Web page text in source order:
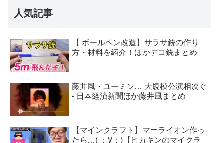
人気記事
【 ボールペン改造】サラサ銃の作り
方・材料を紹介！ほかデコ銃まとめ
藤井風・ユーミン… 大規模公演相次ぐ
- 日本経済新聞ほか藤井風まとめ
【マインクラフト】マーライオン作っ
たら…( ；∀；)【ヒカキンのマイクラ